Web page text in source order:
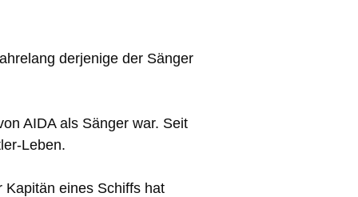
derjenige der Sänger
AIDA als Sänger war. Seit
Leben.
eines Schiffs hat